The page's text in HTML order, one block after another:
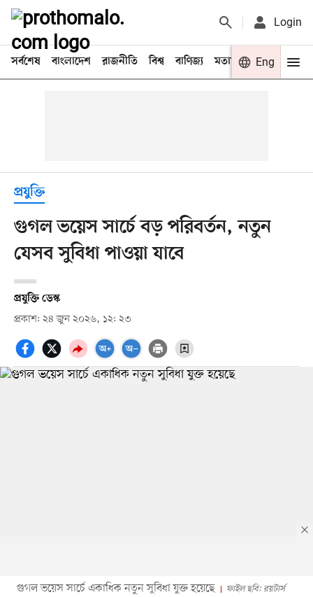
Login
সর্বশেষ বাংলাদেশ রাজনীতি বিশ্ব বাণিজ্য মতামত খেলা
Eng
প্রযুক্তি
গুগল ভয়েস সার্চে বড় পরিবর্তন, নতুন
যেসব সুবিধা পাওয়া যাবে
প্রযুক্তি ডেস্ক
প্রকাশ: ২৪ জুন ২০২৬, ১২: ২৩
গুগল ভয়েস সার্চে একাধিক নতুন সুবিধা যুক্ত হয়েছে ফাইল ছবি: রয়টার্স